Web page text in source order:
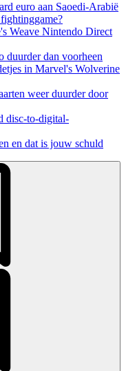
euro aan Saoedi-Arabië
Weave Nintendo Direct
duurder dan voorheen
in Marvel's Wolverine
weer duurder door
disc-to-digital-
en dat is jouw schuld